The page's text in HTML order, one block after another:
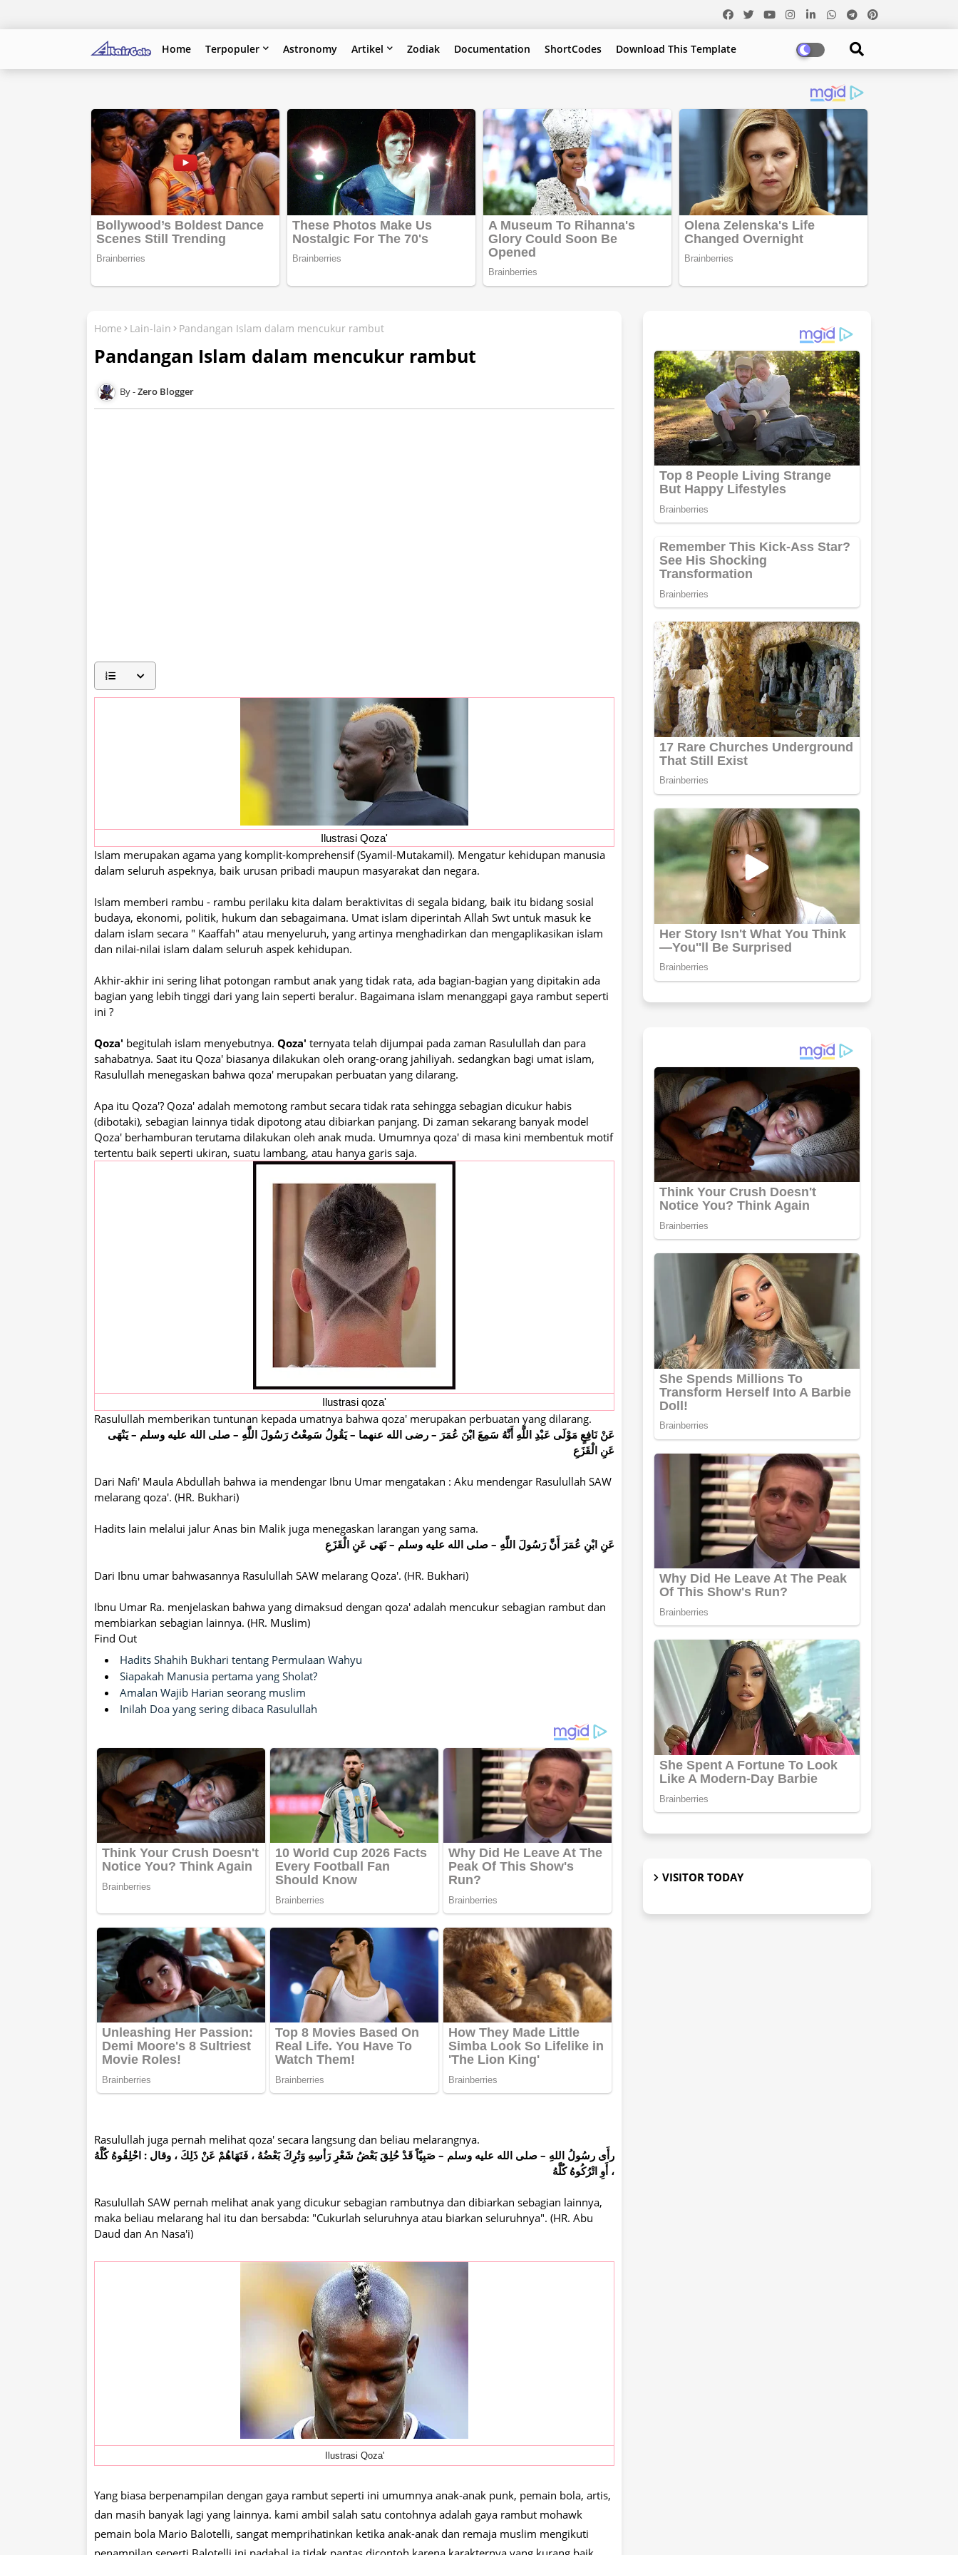
Home Terpopuler Astronomy Artikel Zodiak Documentation ShortCodes Download This Template
Home Lain-lain Pandangan Islam dalam mencukur rambut
Pandangan Islam dalam mencukur rambut
Zero Blogger
Ilustrasi Qoza'
Islam merupakan agama yang komplit-komprehensif (Syamil-Mutakamil). Mengatur kehidupan manusia
dalam seluruh aspeknya, baik urusan pribadi maupun masyarakat dan negara.
Islam memberi rambu - rambu perilaku kita dalam beraktivitas di segala bidang, baik itu bidang sosial
budaya, ekonomi, politik, hukum dan sebagaimana. Umat islam diperintah Allah Swt untuk masuk ke
dalam islam secara " Kaaffah" atau menyeluruh, yang artinya menghadirkan dan mengaplikasikan islam
dan nilai-nilai islam dalam seluruh aspek kehidupan.
Akhir-akhir ini sering lihat potongan rambut anak yang tidak rata, ada bagian-bagian yang dipitakin ada
bagian yang lebih tinggi dari yang lain seperti beralur. Bagaimana islam menanggapi gaya rambut seperti
ini ?
Qoza' begitulah islam menyebutnya. Qoza' ternyata telah dijumpai pada zaman Rasulullah dan para
sahabatnya. Saat itu Qoza' biasanya dilakukan oleh orang-orang jahiliyah. sedangkan bagi umat islam,
Rasulullah menegaskan bahwa qoza' merupakan perbuatan yang dilarang.
Apa itu Qoza'? Qoza' adalah memotong rambut secara tidak rata sehingga sebagian dicukur habis
(dibotaki), sebagian lainnya tidak dipotong atau dibiarkan panjang. Di zaman sekarang banyak model
Qoza' berhamburan terutama dilakukan oleh anak muda. Umumnya qoza' di masa kini membentuk motif
tertentu baik seperti ukiran, suatu lambang, atau hanya garis saja.
Ilustrasi qoza'
Rasulullah memberikan tuntunan kepada umatnya bahwa qoza' merupakan perbuatan yang dilarang.
عَنْ نَافِعٍ مَوْلَى عَبْدِ اللَّهِ أَنَّهُ سَمِعَ ابْنَ عُمَرَ – رضى الله عنهما – يَقُولُ سَمِعْتُ رَسُولَ اللَّهِ – صلى الله عليه وسلم – يَنْهَى
عَنِ الْقَزَعِ
Dari Nafi' Maula Abdullah bahwa ia mendengar Ibnu Umar mengatakan : Aku mendengar Rasulullah SAW
melarang qoza'. (HR. Bukhari)
Hadits lain melalui jalur Anas bin Malik juga menegaskan larangan yang sama.
عَنِ ابْنِ عُمَرَ أَنَّ رَسُولَ اللَّهِ – صلى الله عليه وسلم – نَهَى عَنِ الْقَزَعِ
Dari Ibnu umar bahwasannya Rasulullah SAW melarang Qoza'. (HR. Bukhari)
Ibnu Umar Ra. menjelaskan bahwa yang dimaksud dengan qoza' adalah mencukur sebagian rambut dan
membiarkan sebagian lainnya. (HR. Muslim)
Find Out
Hadits Shahih Bukhari tentang Permulaan Wahyu
Siapakah Manusia pertama yang Sholat?
Amalan Wajib Harian seorang muslim
Inilah Doa yang sering dibaca Rasulullah
Rasulullah juga pernah melihat qoza' secara langsung dan beliau melarangnya.
رأَى رسُولُ اللهِ – صلى الله عليه وسلم – صَبِيّاً قَدْ حُلِقَ بَعْضُ شَعْرِ رَأسِهِ وَتُرِكَ بَعْضُهُ ، فَنَهَاهُمْ عَنْ ذَلِكَ ، وقال : احْلِقُوهُ كُلَّهُ
، أَوِ اتْرُكُوهُ كُلَّهُ
Rasulullah SAW pernah melihat anak yang dicukur sebagian rambutnya dan dibiarkan sebagian lainnya,
maka beliau melarang hal itu dan bersabda: "Cukurlah seluruhnya atau biarkan seluruhnya". (HR. Abu
Daud dan An Nasa'i)
Ilustrasi Qoza'
Yang biasa berpenampilan dengan gaya rambut seperti ini umumnya anak-anak punk, pemain bola, artis,
dan masih banyak lagi yang lainnya. kami ambil salah satu contohnya adalah gaya rambut mohawk
pemain bola Mario Balotelli, sangat memprihatinkan ketika anak-anak dan remaja muslim mengikuti
VISITOR TODAY